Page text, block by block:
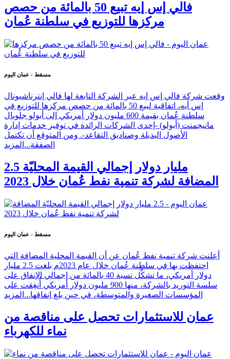
فالي إس إيه تبيع 50 بالمائة من حصص
مركزها للتوزيع في سلطنة عُمان
مسقط - عمان اليوم
وقعت شركة فالي إس إيه عبر الشركة التابعة لها فالي إنترناشيونال
إس أيه، اتفاقية لبيع 50 بالمائة من حصص مركزها للتوزيع في
سلطنة عُمان بقيمة 600 مليون دولار أمريكي إلى أبولو جلوبال
مانيجمنت (أبولو) -إحدى الشركات الرائدة في توفير خدمات إدارة
الأصول البديلة وصناديق التقاعد-. ومن المتوقع أن تكتمل
الصفقة... المزيد
2.5 مليار دولار إجمالي القيمة المحليّة
المضافة لشركة تنمية نفط عُمان خلال 2023
مسقط - عمان اليوم
أعلنت شركة تنمية نفط عُمان عن أن القيمة المحلية المضافة التي
احتفظت بها في سلطنة عُمان خلال عام 2023م بلغت 2.5 مليار
دولار أمريكي، ما تشكِّل نسبة 40 بالمائة من إجمالي الإنفاق على
سلسة التوريد بالشركة، منها 900 مليون دولار أمريكي أُنفِقت على
المؤسسات الصغيرة والمتوسطة، في حين بلغ إنفاقها... المزيد
عمان للاستثمارات تحصل على مناقصة من
نماء للكهرباء